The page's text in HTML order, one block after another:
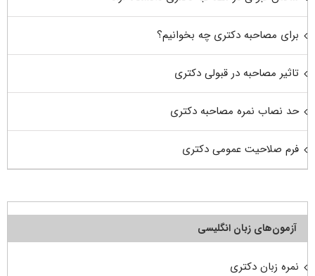
برای مصاحبه دکتری چه بخوانیم؟
تاثیر مصاحبه در قبولی دکتری
حد نصاب نمره مصاحبه دکتری
فرم صلاحیت عمومی دکتری
آزمون‌های زبان انگلیسی
نمره زبان دکتری